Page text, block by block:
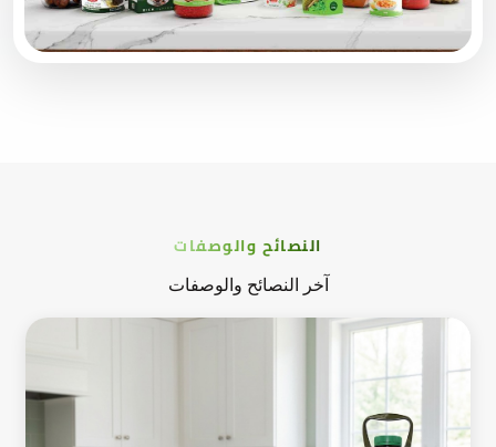
النصائح والوصفات
آخر النصائح والوصفات